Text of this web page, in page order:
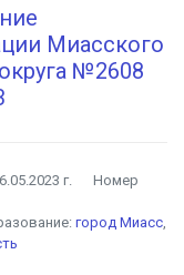
Миасского
№2608
г.
Номер
город Миасс,